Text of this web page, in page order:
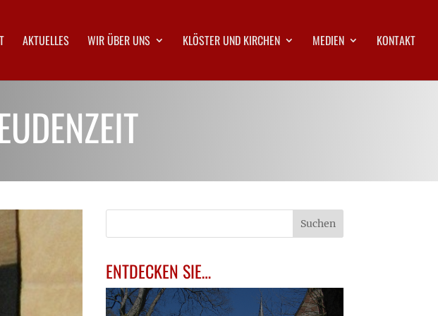
AKTUELLES WIR ÜBER UNS KLÖSTER UND KIRCHEN MEDIEN KONTAKT
ENTDECKEN SIE…